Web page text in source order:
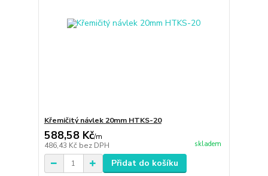
Křemičitý návlek 20mm HTKS-20
588,58 Kč/m
486,43 Kč bez DPH skladem
Přidat do košíku